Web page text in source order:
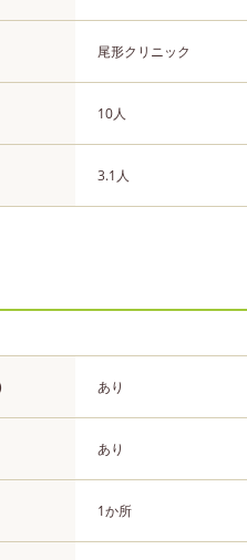
尾形クリニック
10人
3.1人
あり
あり
1か所